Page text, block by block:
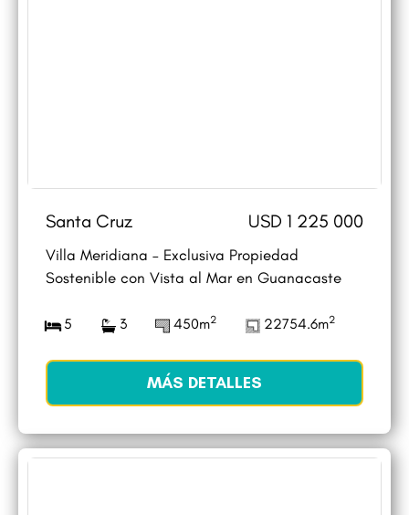
Santa Cruz USD 1 225 000
Villa Meridiana – Exclusiva Propiedad
Sostenible con Vista al Mar en Guanacaste
5 3 450m2 22754.6m2
MÁS DETALLES